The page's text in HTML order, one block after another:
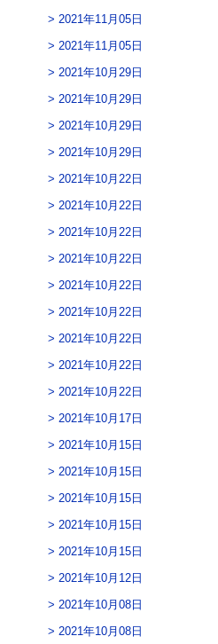
2021年11月05日
2021年11月05日
2021年10月29日
2021年10月29日
2021年10月29日
2021年10月29日
2021年10月22日
2021年10月22日
2021年10月22日
2021年10月22日
2021年10月22日
2021年10月22日
2021年10月22日
2021年10月22日
2021年10月22日
2021年10月17日
2021年10月15日
2021年10月15日
2021年10月15日
2021年10月15日
2021年10月15日
2021年10月12日
2021年10月08日
2021年10月08日